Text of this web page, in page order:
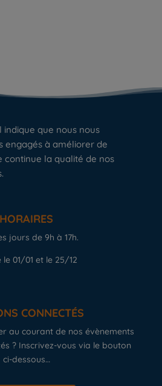
indique que nous nous
engagés à améliorer de
continue la qualité de nos
HORAIRES
jours de 9h à 17h.
le 01/01 et le 25/12
CONNECTÉS
au courant de nos évènements
? Inscrivez-vous via le bouton
ci-dessous…